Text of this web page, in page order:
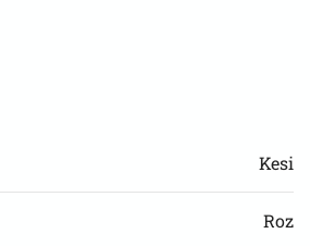
Kesi
Roz